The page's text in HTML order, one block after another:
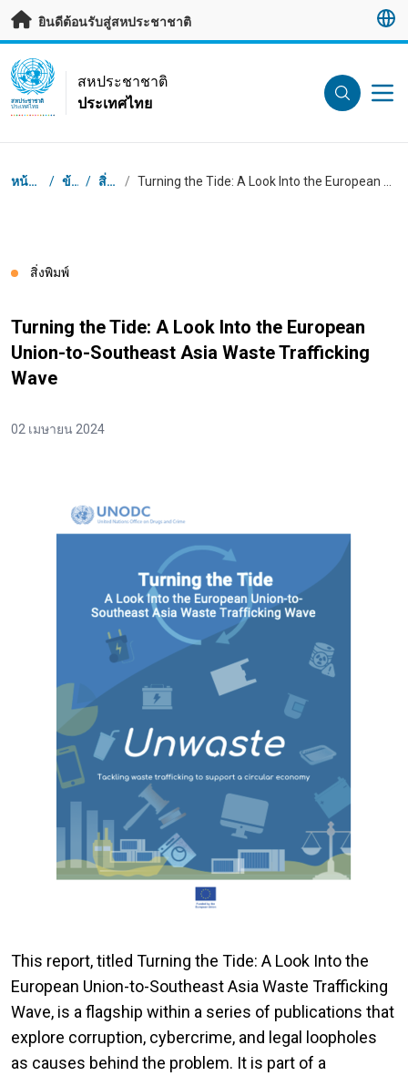
ข้ามไปเนื้อหาหลัก
ยินดีต้อนรับสู่สหประชาชาติ
UN Logo
สหประชาชาติ
ประเทศไทย
สหประชาชาติ
ประเทศไทย
Breadcrumb
หน้าเริ่มต้น / ข้อมูล / สิ่งพิมพ์ /
สิ่งพิมพ์
Turning the Tide: A Look Into the European
Union-to-Southeast Asia Waste Trafficking
Wave
02 เมษายน 2024
This report, titled Turning the Tide: A Look Into the
European Union-to-Southeast Asia Waste Trafficking
Wave, is a flagship within a series of publications that
explore corruption, cybercrime, and legal loopholes
as causes behind the problem. It is part of a